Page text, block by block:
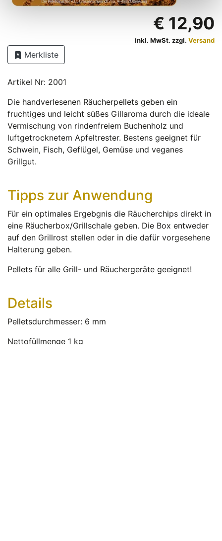
€ 12,90
inkl. MwSt. zzgl. Versand
Merkliste
Artikel Nr: 2001
Die handverlesenen Räucherpellets geben ein
fruchtiges und leicht süßes Gillaroma durch die ideale
Vermischung von rindenfreiem Buchenholz und
luftgetrocknetem Apfeltrester. Bestens geeignet für
Schwein, Fisch, Geflügel, Gemüse und veganes
Grillgut.
Tipps zur Anwendung
Für ein optimales Ergebgnis die Räucherchips direkt in
eine Räucherbox/Grillschale geben. Die Box entweder
auf den Grillrost stellen oder in die dafür vorgesehene
Halterung geben.
Pellets für alle Grill- und Räuchergeräte geeignet!
Details
Pelletsdurchmesser: 6 mm
Nettofüllmenge 1 kg